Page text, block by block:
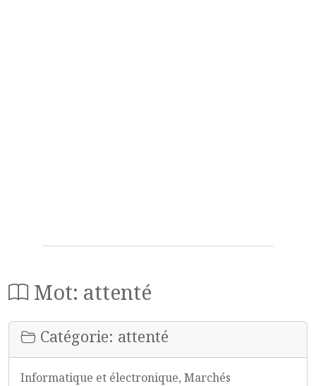
Mot: attenté
Catégorie: attenté
Informatique et électronique, Marchés